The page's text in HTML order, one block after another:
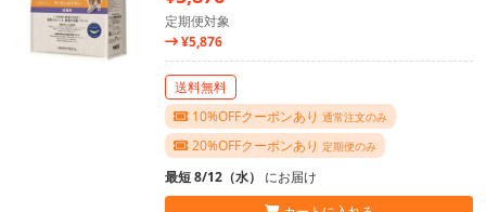
定期便対象
¥5,876
送料無料
10%OFFクーポンあり 通常注文のみ
20%OFFクーポンあり 定期便のみ
最短 8/12（水） にお届け